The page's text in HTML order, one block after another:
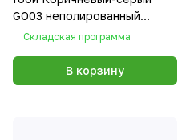
GO03 неполированный
60x60
Складская программа
В корзину